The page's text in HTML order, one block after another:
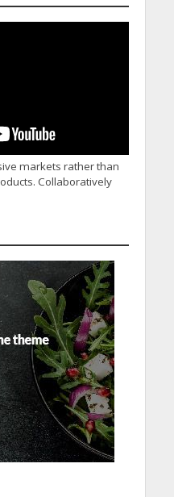
markets rather than
Collaboratively